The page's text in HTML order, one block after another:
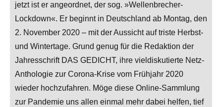
jetzt ist er angeordnet, der sog. »Wellenbrecher-
Lockdown«. Er beginnt in Deutschland ab Montag, den
2. November 2020 – mit der Aussicht auf triste Herbst-
und Wintertage. Grund genug für die Redaktion der
Jahresschrift DAS GEDICHT, ihre vieldiskutierte Netz-
Anthologie zur Corona-Krise vom Frühjahr 2020
wieder hochzufahren. Möge diese Online-Sammlung
zur Pandemie uns allen einmal mehr dabei helfen, tief